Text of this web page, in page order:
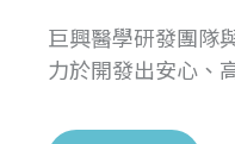
巨興醫學研發團隊
力於開發出安心、